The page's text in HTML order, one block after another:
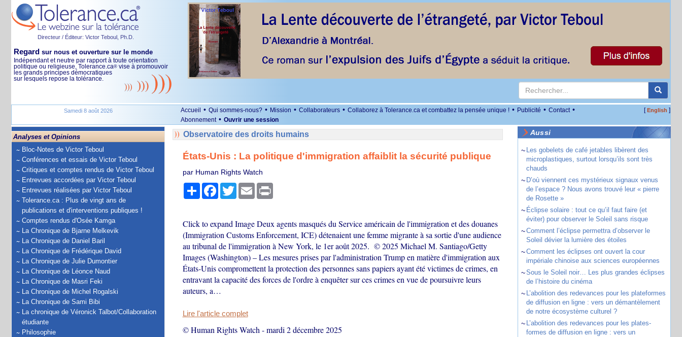
Directeur / Éditeur: Victor Teboul, Ph.D.
Regard sur nous et ouverture sur le monde
Indépendant et neutre par rapport à toute orientation
politique ou religieuse, Tolerance.ca® vise à promouvoir
les grands principes démocratiques
sur lesquels repose la tolérance.
Samedi 8 août 2026 Accueil • Qui sommes-nous? • Mission • Collaborateurs • Collaborez à Tolerance.ca et combattez la pensée unique ! • Publicité • Contact •
Abonnement • Ouvrir une session
[English ]
Analyses et Opinions
Bloc-Notes de Victor Teboul
Conférences et essais de Victor Teboul
Critiques et comptes rendus de Victor Teboul
Entrevues accordées par Victor Teboul
Entrevues réalisées par Victor Teboul
Tolerance.ca : Plus de vingt ans de
publications et d'interventions publiques !
Comptes rendus d'Osée Kamga
La Chronique de Bjarne Melkevik
La Chronique de Daniel Baril
La Chronique de Frédérique David
La Chronique de Julie Dumontier
La Chronique de Léonce Naud
La Chronique de Masri Feki
La Chronique de Michel Rogalski
La Chronique de Sami Bibi
La chronique de Véronick Talbot/Collaboration
étudiante
Philosophie
Observatoire des droits humains
États-Unis : La politique d'immigration affaiblit la sécurité publique
par Human Rights Watch
PartagerFacebook
TwitterEmail Print
Click to expand Image Deux agents masqués du Service américain de l'immigration et des douanes
(Immigration Customs Enforcement, ICE) détenaient une femme migrante à sa sortie d'une audience
au tribunal de l'immigration à New York, le 1er août 2025. © 2025 Michael M. Santiago/Getty
Images (Washington) – Les mesures prises par l'administration Trump en matière d'immigration aux
États-Unis compromettent la protection des personnes sans papiers ayant été victimes de crimes, en
entravant la capacité des forces de l'ordre à enquêter sur ces crimes en vue de poursuivre leurs
auteurs, a…
Lire l'article complet
© Human Rights Watch -mardi 2 décembre 2025
Aussi
~ Les gobelets de café jetables libèrent des
microplastiques, surtout lorsqu’ils sont très
chauds
~ D’où viennent ces mystérieux signaux venus
de l’espace ? Nous avons trouvé leur « pierre
de Rosette »
~ Éclipse solaire : tout ce qu’il faut faire (et
éviter) pour observer le Soleil sans risque
~Comment l’éclipse permettra d’observer le
Soleil dévier la lumière des étoiles
~Comment les éclipses ont ouvert la cour
impériale chinoise aux sciences européennes
~Sous le Soleil noir… Les plus grandes éclipses
de l’histoire du cinéma
~ L’abolition des redevances pour les plateformes
de diffusion en ligne : vers un démantèlement
de notre écosystème culturel ?
~ L’abolition des redevances pour les plates-
formes de diffusion en ligne : vers un